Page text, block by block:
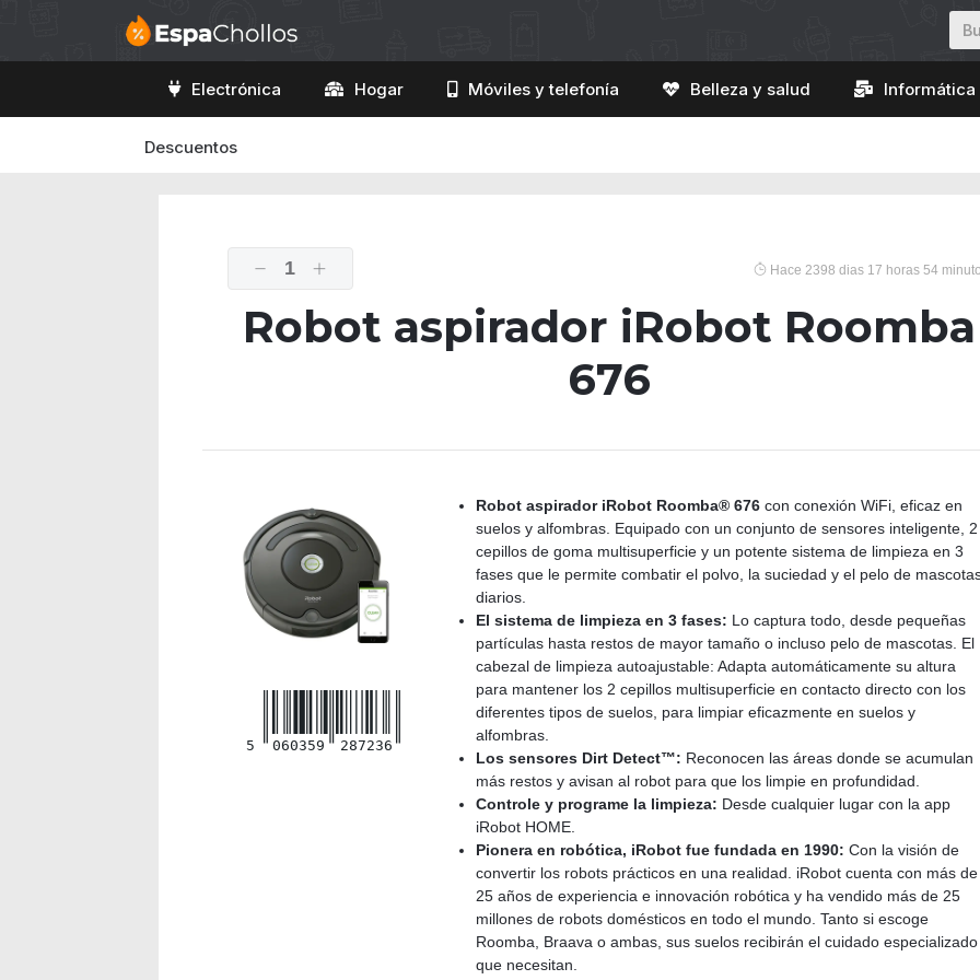
Electrónica Hogar Móviles y telefonía Belleza y salud
Descuentos
1 Hace 2398 dias 17 horas 54
Robot aspirador iRobot Roomba
676
5 060359 287236
Robot aspirador iRobot Roomba® 676 con conexión WiFi, eficaz en
suelos y alfombras. Equipado con un conjunto de sensores inteligente, 2
cepillos de goma multisuperficie y un potente sistema de limpieza en 3
fases que le permite combatir el polvo, la suciedad y el pelo de
diarios.
El sistema de limpieza en 3 fases: Lo captura todo, desde pequeñas
partículas hasta restos de mayor tamaño o incluso pelo de mascotas. El
cabezal de limpieza autoajustable: Adapta automáticamente su altura
para mantener los 2 cepillos multisuperficie en contacto directo con los
diferentes tipos de suelos, para limpiar eficazmente en suelos y
alfombras.
Los sensores Dirt Detect™: Reconocen las áreas donde se acumulan
más restos y avisan al robot para que los limpie en profundidad.
Controle y programe la limpieza: Desde cualquier lugar con la app
iRobot HOME.
Pionera en robótica, iRobot fue fundada en 1990: Con la visión de
convertir los robots prácticos en una realidad. iRobot cuenta con más de
25 años de experiencia e innovación robótica y ha vendido más de 25
millones de robots domésticos en todo el mundo. Tanto si escoge
Roomba, Braava o ambas, sus suelos recibirán el cuidado especializado
que necesitan.